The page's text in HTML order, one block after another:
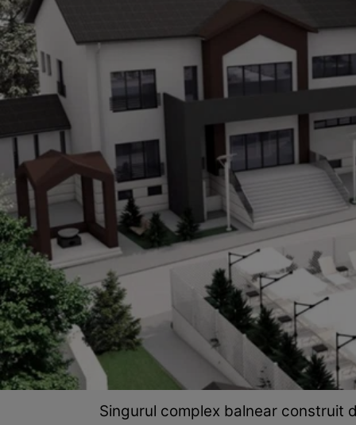
Singurul complex balnear construit